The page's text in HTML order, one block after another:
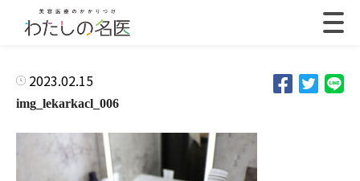
2023.02.15
img_lekarkacl_006